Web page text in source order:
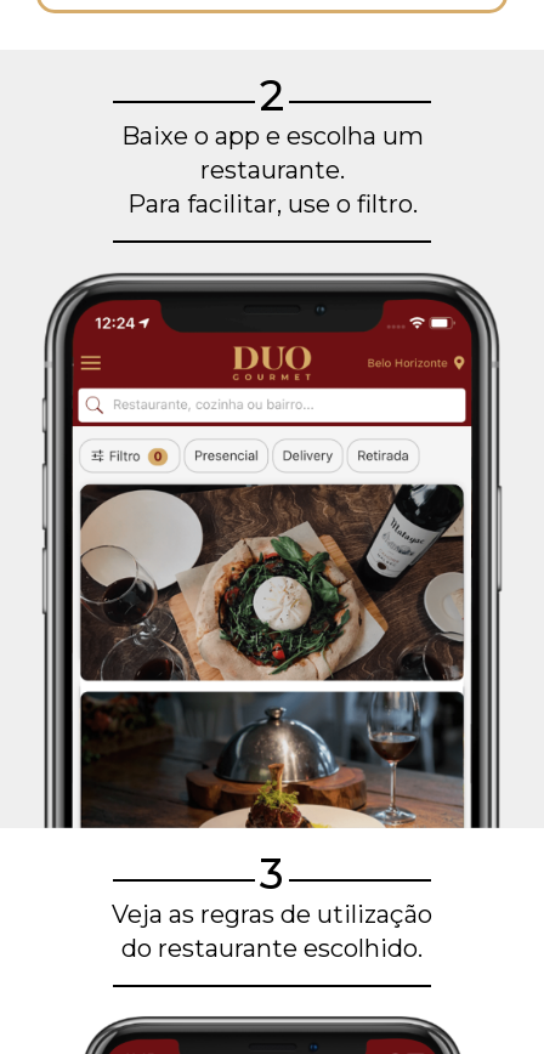
2
Baixe o app e escolha um
restaurante.
Para facilitar, use o filtro.
3
Veja as regras de utilização
do restaurante escolhido.